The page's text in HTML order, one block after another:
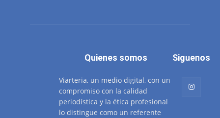
Quienes somos
Viarteria, un medio digital, con un
compromiso con la calidad
periodística y la ética profesional
lo distingue como un referente
Siguenos